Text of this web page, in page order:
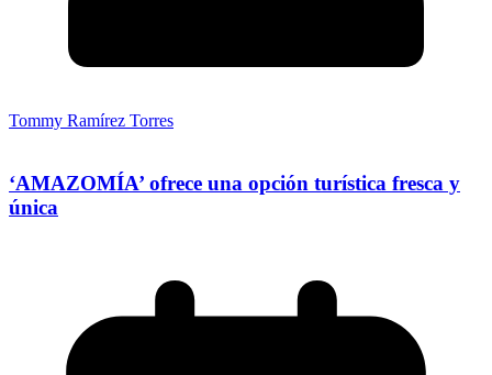
Tommy Ramírez Torres
‘AMAZOMÍA’ ofrece una opción turística fresca y
única